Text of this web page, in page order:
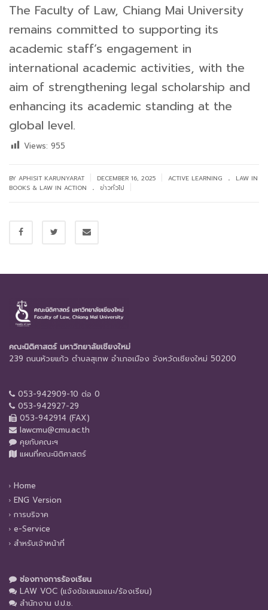
The Faculty of Law, Chiang Mai University
remains committed to supporting its
academic staff’s engagement in
international academic activities, with the
aim of strengthening legal scholarship and
enhancing its academic standing at the
global level.
Views: 955
BY APHISIT KARUNYARAT DECEMBER 16, 2025 ACTIVE LEARNING .
LAW IN
BOOKS & LAW IN ACTION
. ข่าวทั่วไป
คณะนิติศาสตร์ มหาวิทยาลัยเชียงใหม่
239 ถนนห้วยแก้ว ตำบลสุเทพ อำเภอเมือง จังหวัดเชียงใหม่ 50200
053-942909-10 ต่อ 0
053-942927-29
053-942914 (FAX)
lawcmu@cmu.ac.th
คุยกับคณะฯ
แผนที่คณะนิติศาสตร์
Home
ENG Version
การบริจาค
e-Service
สำหรับเจ้าหน้าที่
ช่องทางการร้องเรียน
LAW VOC (แจ้งข้อเสนอแนะ/ร้องเรียน)
สำนักงาน ป.ป.ช.